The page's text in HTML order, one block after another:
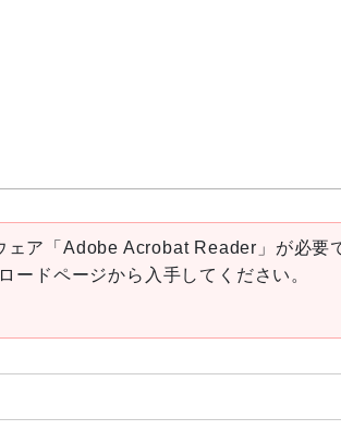
ア「Adobe Acrobat Reader」が必要
ドページから入手してください。